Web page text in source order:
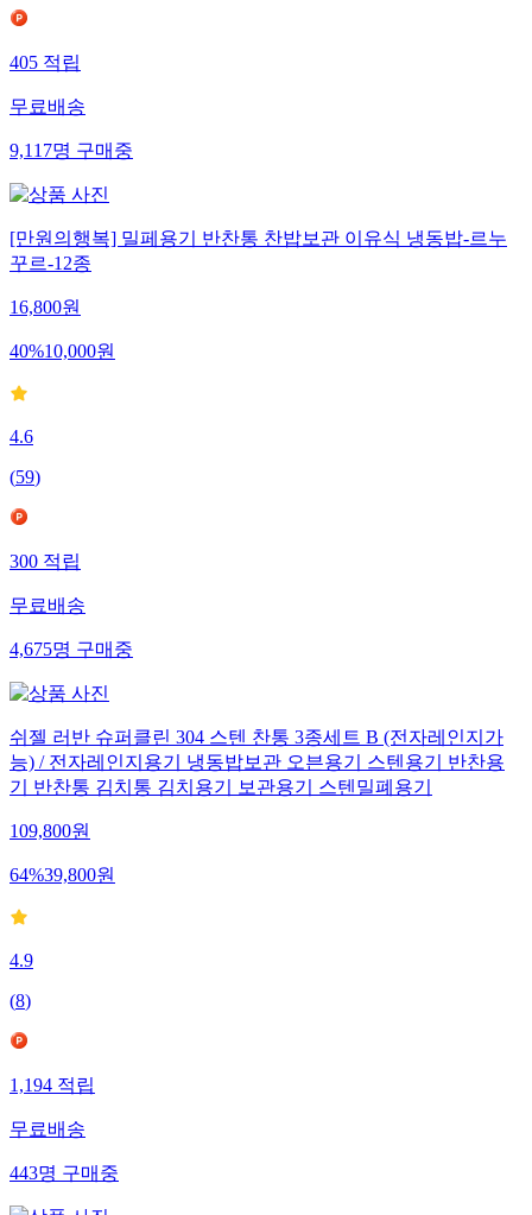
405적립
무료배송
9,117명구매중
[만원의행복] 밀페용기 반찬통 찬밥보관 이유식 냉동밥-르누
꾸르-12종
16,800원
40%10,000원
4.6
(59)
300적립
무료배송
4,675명구매중
쉬젤 러반 슈퍼클린 304 스텐 찬통 3종세트 B (전자레인지가
능) / 전자레인지용기 냉동밥보관 오븐용기 스텐용기 반찬용
기 반찬통 김치통 김치용기 보관용기 스텐밀폐용기
109,800원
64%39,800원
4.9
(8)
1,194적립
무료배송
443명구매중